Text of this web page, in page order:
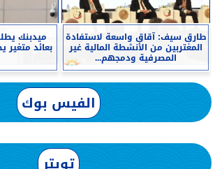
طارق سيف: آقاق واسعة لاستفادة
المغتربين من الأنشطة المالية غير
المصرفية ودمجهم...
الفيس بوك
تويتر